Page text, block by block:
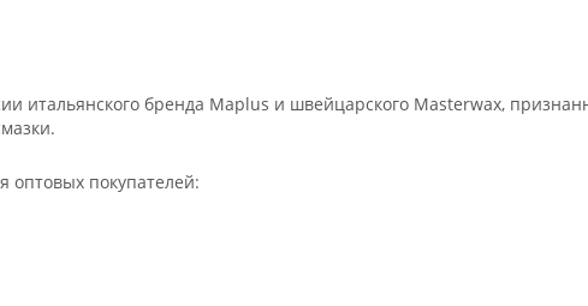
итальянского бренда Maplus и швейцарского Masterwax,
оптовых покупателей: